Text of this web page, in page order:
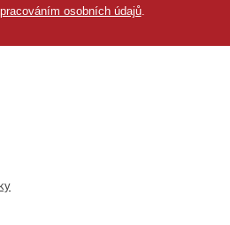
osobních údajů.